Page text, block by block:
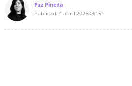
Paz Pineda
Publicada4 abril 202608:15h